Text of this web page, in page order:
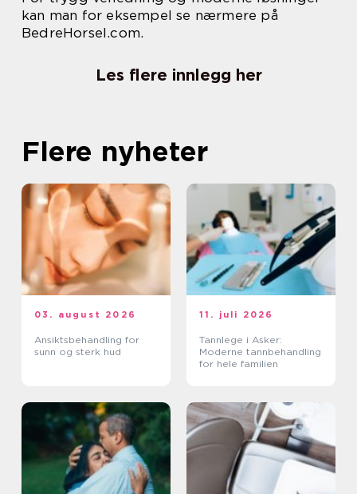
kan man for eksempel se nærmere på
BedreHorsel.com.
Les flere innlegg her
Flere nyheter
03. august 2026
Ansiktsbehandling for
sunn og sterk hud
11. juli 2026
Tannlege i Asker:
Moderne tannbehandling
for hele familien